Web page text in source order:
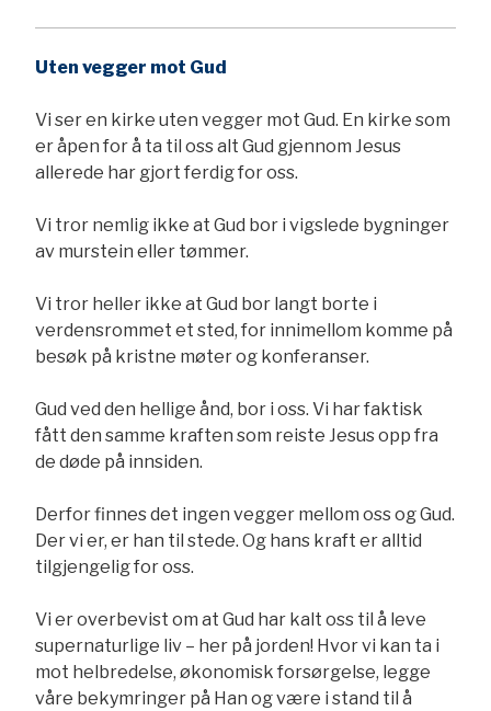
Uten vegger mot Gud
Vi ser en kirke uten vegger mot Gud. En kirke som
er åpen for å ta til oss alt Gud gjennom Jesus
allerede har gjort ferdig for oss.
Vi tror nemlig ikke at Gud bor i vigslede bygninger
av murstein eller tømmer.
Vi tror heller ikke at Gud bor langt borte i
verdensrommet et sted, for innimellom komme på
besøk på kristne møter og konferanser.
Gud ved den hellige ånd, bor i oss. Vi har faktisk
fått den samme kraften som reiste Jesus opp fra
de døde på innsiden.
Derfor finnes det ingen vegger mellom oss og Gud.
Der vi er, er han til stede. Og hans kraft er alltid
tilgjengelig for oss.
Vi er overbevist om at Gud har kalt oss til å leve
supernaturlige liv – her på jorden! Hvor vi kan ta i
mot helbredelse, økonomisk forsørgelse, legge
våre bekymringer på Han og være i stand til å